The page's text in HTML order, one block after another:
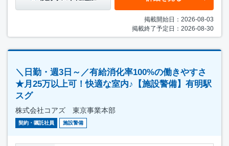
掲載開始日：2026-08-03
掲載終了予定日：2026-08-30
＼日勤・週3日～／有給消化率100%の働きやすさ
★月25万以上可！快適な室内♪【施設警備】有明駅
スグ
株式会社コアズ 東京事業本部
契約・嘱託社員 施設警備